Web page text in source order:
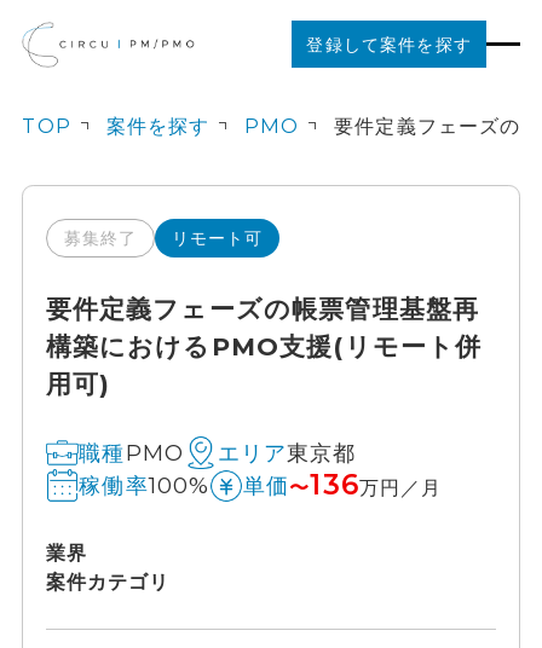
登録して案件を探す
ご利用の流れ
お役立ちコンテンツ
法人の方はこちら
TOP 案件を探す PMO
募集終了 リモート可
要件定義フェーズの帳票管理基盤再
構築におけるPMO支援(リモート併
用可)
職種PMO エリア東京都
稼働率100% 単価〜136万円／月
業界
案件カテゴリ